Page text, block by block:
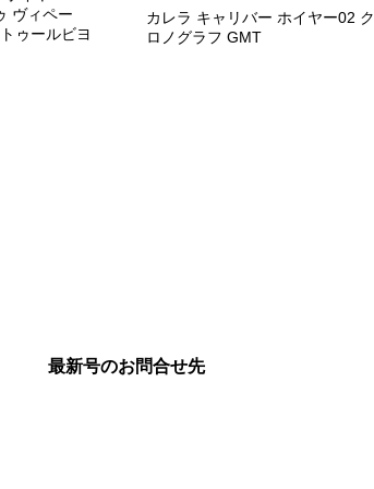
ヴィペー
ゥールビヨ
カレラ キャリバー ホイヤー02 ク
ロノグラフ GMT
最新号のお問合せ先